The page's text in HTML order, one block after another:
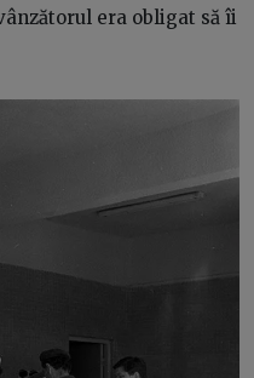
era obligat să îi